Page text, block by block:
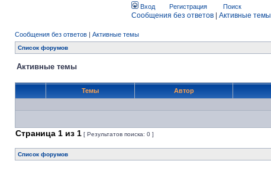
Вход Регистрация Поиск
Сообщения без ответов Активные темы
Сообщения без ответов | Активные темы
Список форумов
Активные темы
Темы Автор
Страница 1 из 1 [ Результатов поиска: 0 ]
Список форумов